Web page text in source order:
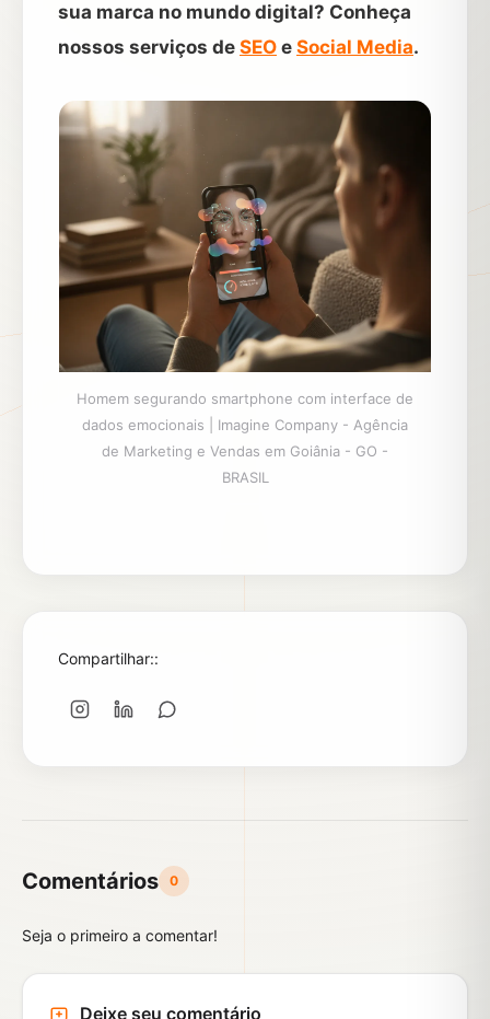
sua marca no mundo digital? Conheça
nossos serviços de SEO e Social Media.
Homem segurando smartphone com interface de
dados emocionais | Imagine Company - Agência
de Marketing e Vendas em Goiânia - GO -
BRASIL
Compartilhar::
Comentários 0
Seja o primeiro a comentar!
Deixe seu comentário